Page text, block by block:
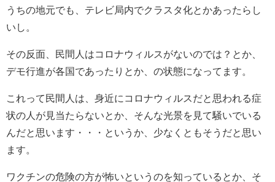
うちの地元でも、テレビ局内でクラスタ化とかあったらし
いし。
その反面、民間人はコロナウィルスがないのでは？とか、
デモ行進が各国であったりとか、の状態になってます。
これって民間人は、身近にコロナウィルスだと思われる症
状の人が見当たらないとか、そんな光景を見て騒いでいる
んだと思います・・・というか、少なくともそうだと思い
ます。
ワクチンの危険の方が怖いというのを知っているとか、そ